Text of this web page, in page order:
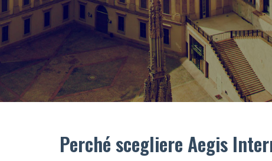
Perché scegliere Aegis